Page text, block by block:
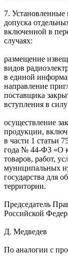
7.
допуска
включенной в
случаях:
размещение
видов
в единой
направление
поставщика
вступления в
осуществление
продукции,
в части 1 статьи
года № 44-ФЗ «О
товаров, работ,
муниципальных
государства для
территории.
Председатель
Российской
Д. Медведев
По аналогии с